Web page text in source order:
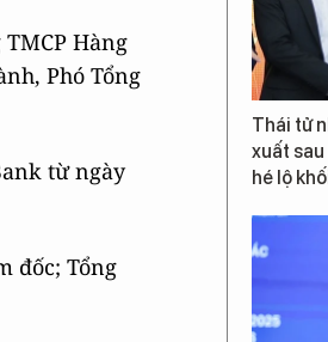
Hàng
Phó Tổng
từ ngày
đốc; Tổng
Thái tử
xuất
hé lộ